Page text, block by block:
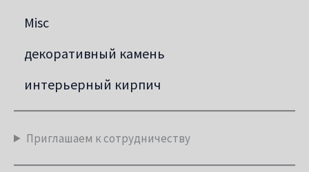
Misc
декоративный камень
интерьерный кирпич
Приглашаем к сотрудничеству